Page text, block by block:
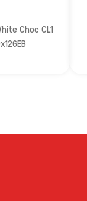
Choc CL1